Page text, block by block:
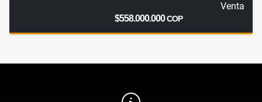
Venta
$558.000.000COP